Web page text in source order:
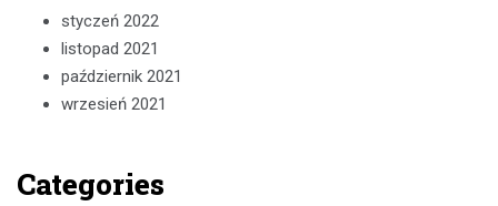
styczeń 2022
listopad 2021
październik 2021
wrzesień 2021
Categories